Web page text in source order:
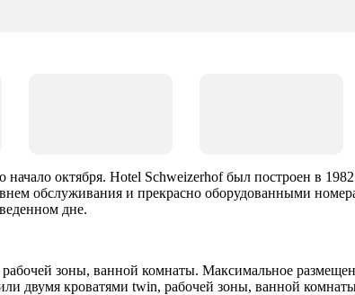
начало октября. Hotel Schweizerhof был построен в
обслуживания и прекрасно оборудованными
дне.
зоны, ванной комнаты. Максимальное
двумя кроватями twin, рабочей зоны, ванной